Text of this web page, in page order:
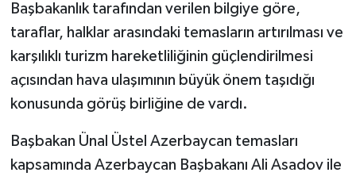
Başbakanlık tarafından verilen bilgiye göre,
taraflar, halklar arasındaki temasların artırılması ve
karşılıklı turizm hareketliliğinin güçlendirilmesi
açısından hava ulaşımının büyük önem taşıdığı
konusunda görüş birliğine de vardı.
Başbakan Ünal Üstel Azerbaycan temasları
kapsamında Azerbaycan Başbakanı Ali Asadov ile